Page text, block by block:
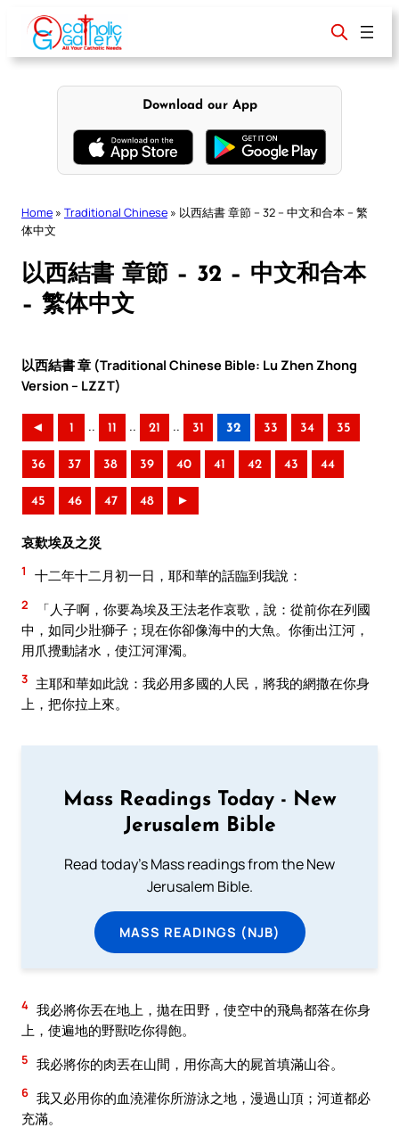
content
Download our App
Home » Traditional Chinese » 以西結書 章節 – 32 – 中文和合本 – 繁
体中文
以西結書 章節 – 32 – 中文和合本
– 繁体中文
以西結書 章 (Traditional Chinese Bible: Lu Zhen Zhong
Version – LZZT)
◄ 1 .. 11 .. 21 .. 31 32 33 34 35
36 37 38 39 40 41 42 43 44
45 46 47 48 ►
哀歎埃及之災
1 十二年十二月初一日，耶和華的話臨到我說：
2
「人子啊，你要為埃及王法老作哀歌，說：從前你在列國
中，如同少壯獅子；現在你卻像海中的大魚。你衝出江河，
用爪攪動諸水，使江河渾濁。
3 主耶和華如此說：我必用多國的人民，將我的網撒在你身
上，把你拉上來。
Mass Readings Today - New
Jerusalem Bible
Read today's Mass readings from the New
Jerusalem Bible.
MASS READINGS (NJB)
4 我必將你丟在地上，拋在田野，使空中的飛鳥都落在你身
上，使遍地的野獸吃你得飽。
5 我必將你的肉丟在山間，用你高大的屍首填滿山谷。
6 我又必用你的血澆灌你所游泳之地，漫過山頂；河道都必
充滿。